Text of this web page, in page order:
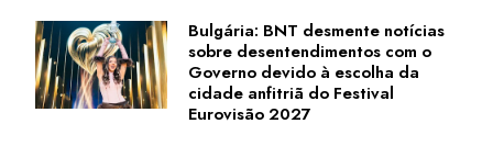
Bulgária: BNT desmente notícias
sobre desentendimentos com o
Governo devido à escolha da
cidade anfitriã do Festival
Eurovisão 2027